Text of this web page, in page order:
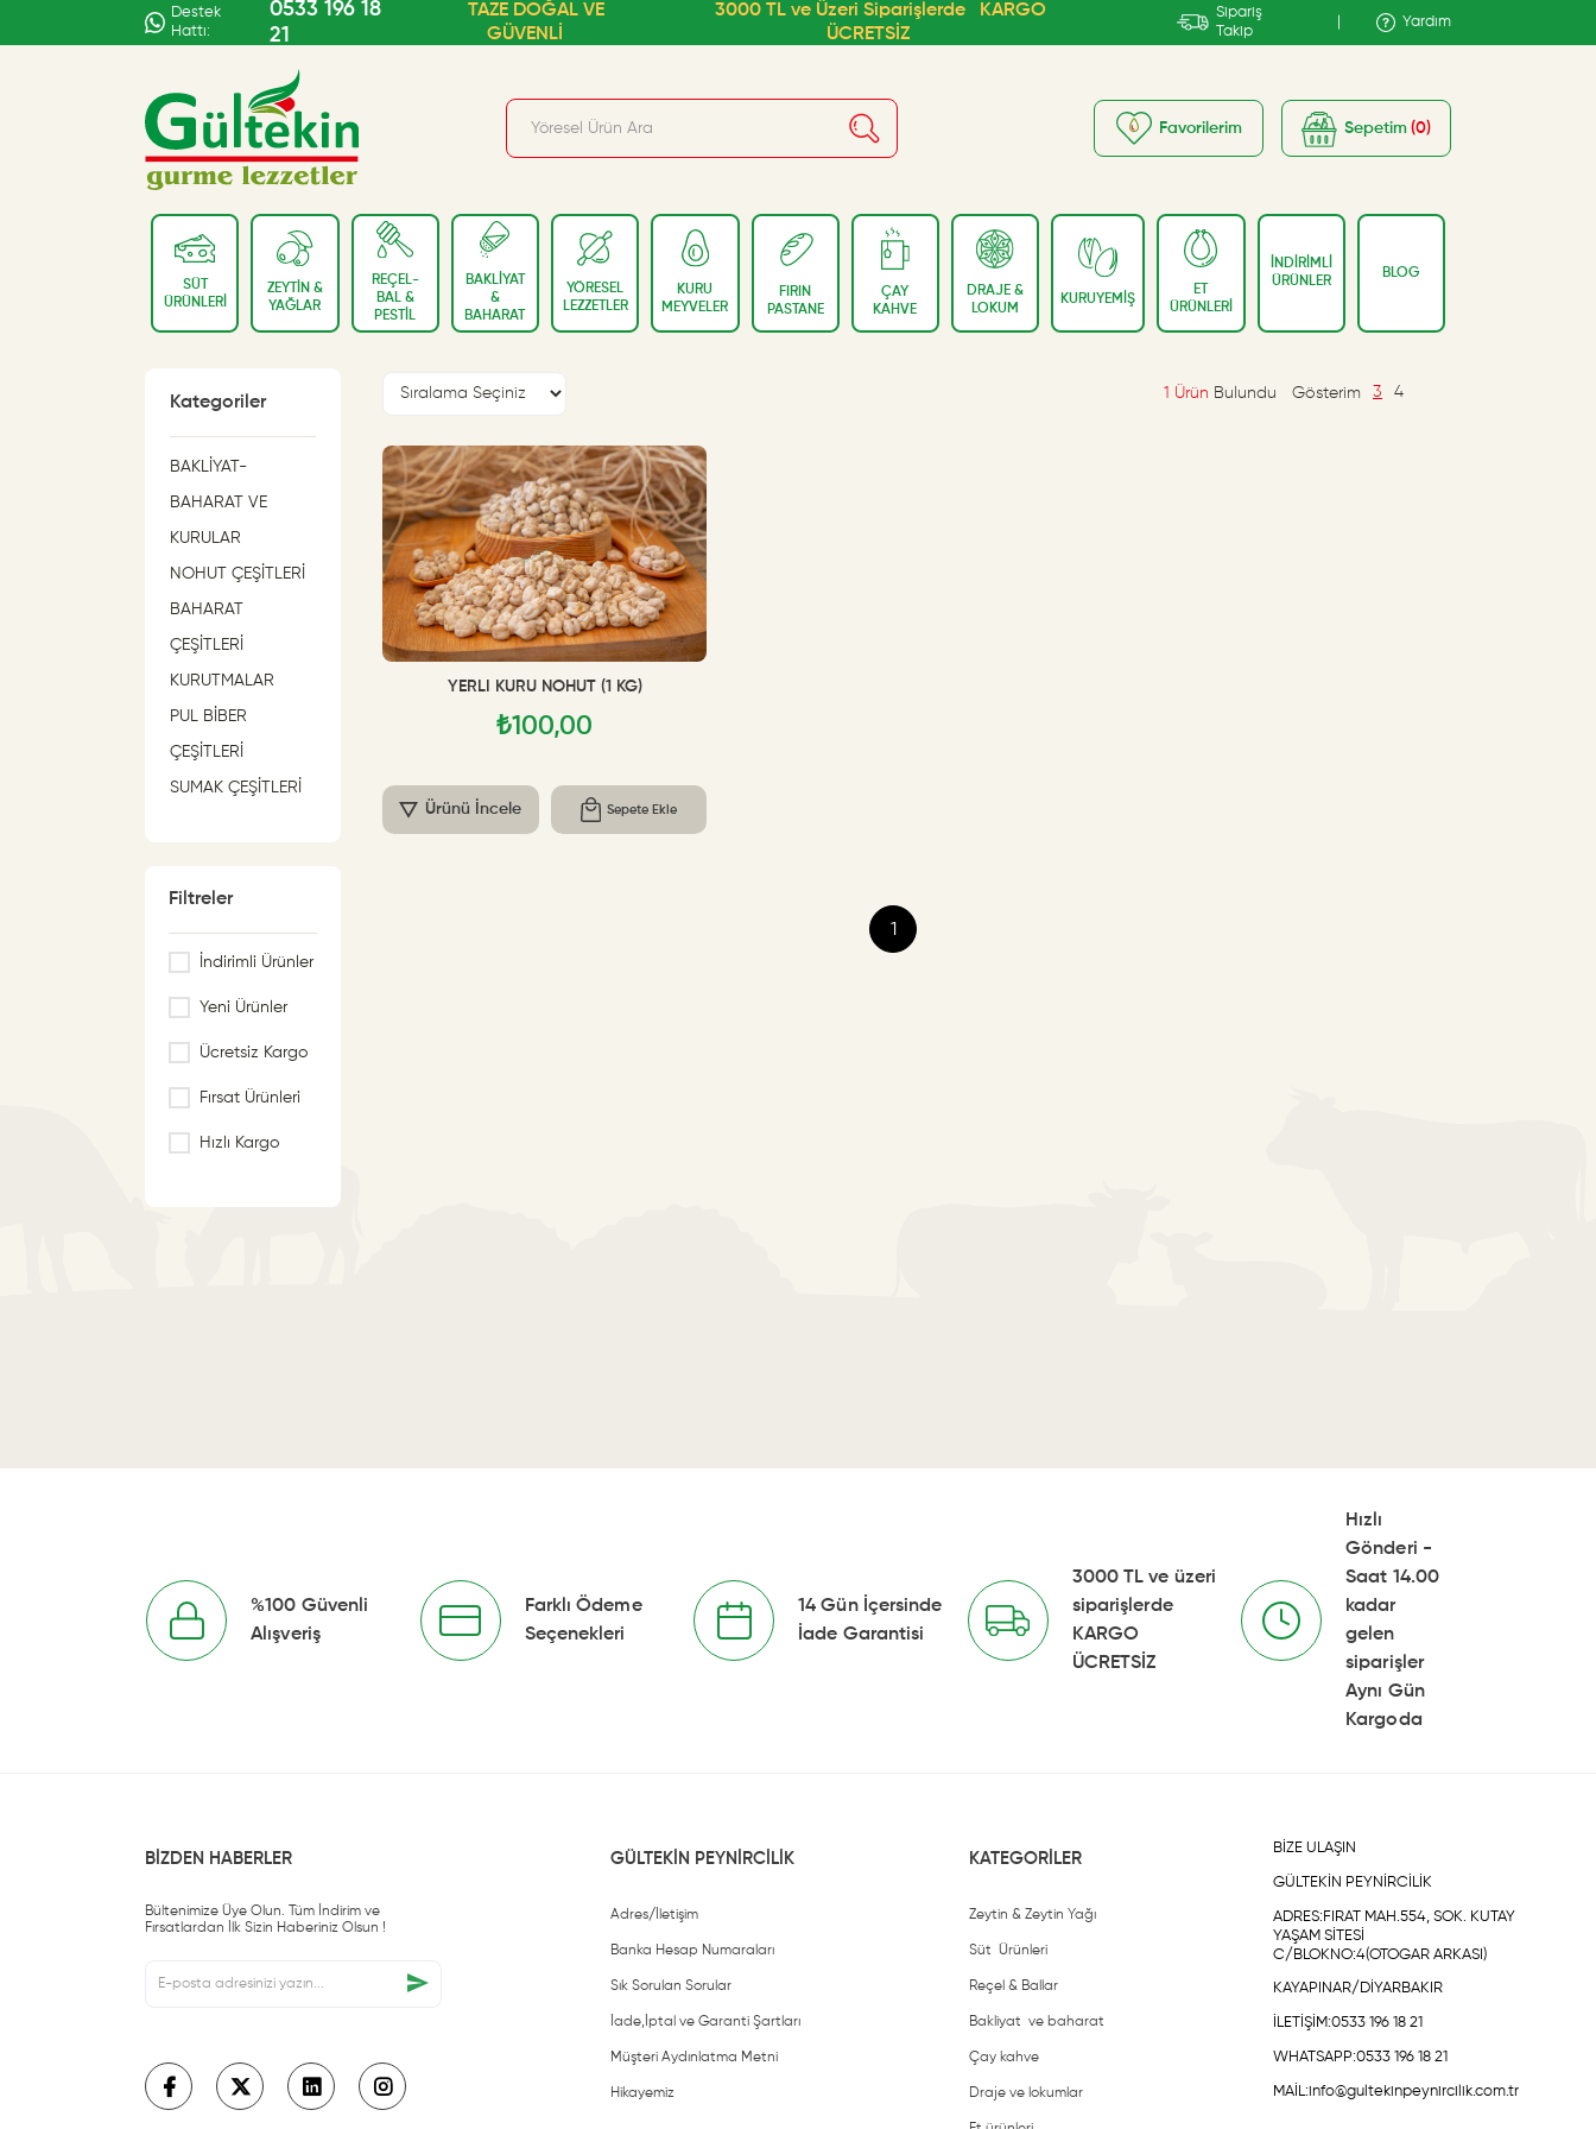
Destek
Hattı:
0533 196 18
21
TAZE DOĞAL VE
GÜVENLİ
3000 TL ve Üzeri Siparişlerde
KARGO
ÜCRETSİZ
Sipariş
Takip
Yardım
Sepetim 0
Favorilerim
SÜT
ÜRÜNLERİ
ZEYTİN &
YAĞLAR
REÇEL-
BAL &
PESTİL
BAKLİYAT
&
BAHARAT
YÖRESEL
LEZZETLER
KURU
MEYVELER
FIRIN
PASTANE
ÇAY
KAHVE
DRAJE &
LOKUM
KURUYEMİŞ
ET
ÜRÜNLERİ
İNDİRİMLİ
ÜRÜNLER
BLOG
Kategoriler
BAKLİYAT-
BAHARAT VE
KURULAR
NOHUT ÇEŞİTLERİ
BAHARAT
ÇEŞİTLERİ
KURUTMALAR
PUL BİBER
ÇEŞİTLERİ
SUMAK ÇEŞİTLERİ
BULGUR ÇEŞİTLERİ
MERCİMEK
ÇEŞİTLERİ
MERCİMEK
MISIR ÇEŞİTLERİ
ŞEHRİYE VE ARPA
Filtreler
İndirimli Ürünler
Yeni Ürünler
Ücretsiz Kargo
Fırsat Ürünleri
Hızlı Kargo
1 Ürün
YERLİ KURU NOHUT (1 KG)
₺100,00
Sepete Ekle
Ürünü İncele
1
%100 Güvenli
Alışveriş
Farklı Ödeme
Seçenekleri
14 Gün İçersinde
İade Garantisi
3000 TL ve üzeri
siparişlerde
KARGO
ÜCRETSİZ
Hızlı
Gönderi -
Saat 14.00
kadar
gelen
siparişler
Aynı Gün
Kargoda
BİZDEN HABERLER
Bültenimize Üye Olun. Tüm İndirim ve
Fırsatlardan İlk Sizin Haberiniz Olsun !
GÜLTEKİN PEYNİRCİLİK
Adres/İletişim
Banka Hesap Numaraları
Sık Sorulan Sorular
İade,İptal ve Garanti Şartları
Müşteri Aydınlatma Metni
Hikayemiz
KATEGORİLER
Zeytin & Zeytin Yağı
Süt Ürünleri
Reçel & Ballar
Bakliyat ve baharat
Çay kahve
Draje ve lokumlar
BİZE ULAŞIN
GÜLTEKİN PEYNİRCİLİK
ADRES:FIRAT MAH.554, SOK. KUTAY
YAŞAM SİTESİ
C/BLOKNO:4(OTOGAR ARKASI)
KAYAPINAR/DİYARBAKIR
İLETİŞİM:0533 196 18 21
WHATSAPP:0533 196 18 21
MAİL:info@gultekinpeynircilik.com.tr